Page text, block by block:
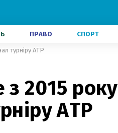
ПРАВО СПОРТ
турніру ATP
з 2015 року
ATP